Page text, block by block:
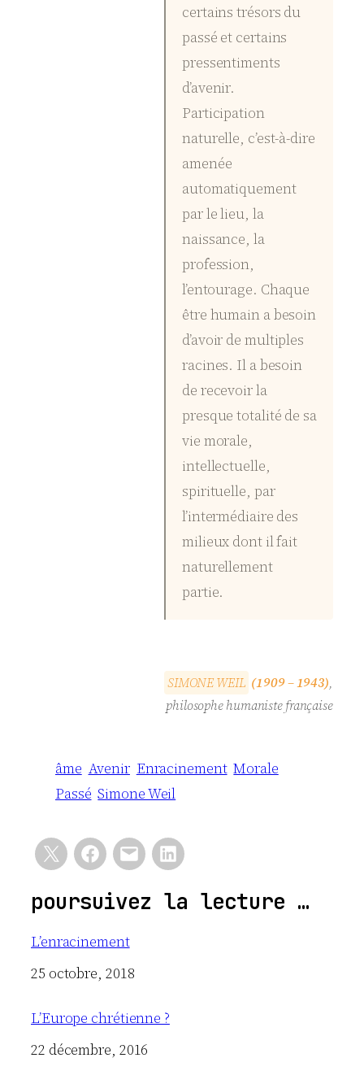
certains trésors du
passé et certains
pressentiments
d’avenir.
Participation
naturelle, c’est-à-dire
amenée
automatiquement
par le lieu, la
naissance, la
profession,
l’entourage. Chaque
être humain a besoin
d’avoir de multiples
racines. Il a besoin
de recevoir la
presque totalité de sa
vie morale,
intellectuelle,
spirituelle, par
l’intermédiaire des
milieux dont il fait
naturellement
partie.
SIMONEWEIL (1909 – 1943),
philosophe humaniste française
âme Avenir Enracinement Morale
Passé Simone Weil
poursuivez la lecture …
L’enracinement
Date
25 octobre, 2018
L’Europe chrétienne ?
Date
22 décembre, 2016